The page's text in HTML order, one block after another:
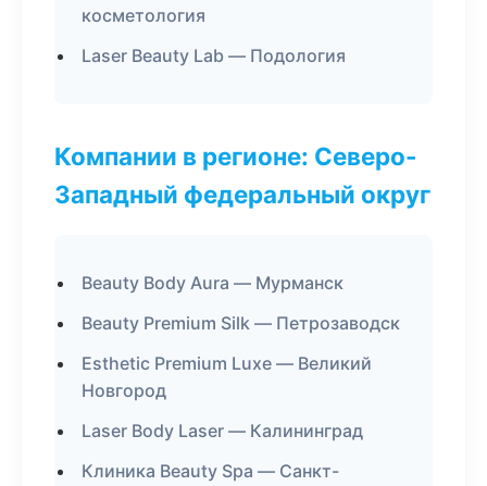
косметология
Laser Beauty Lab — Подология
Компании в регионе: Северо-
Западный федеральный округ
Beauty Body Aura — Мурманск
Beauty Premium Silk — Петрозаводск
Esthetic Premium Luxe — Великий
Новгород
Laser Body Laser — Калининград
Клиника Beauty Spa — Санкт-